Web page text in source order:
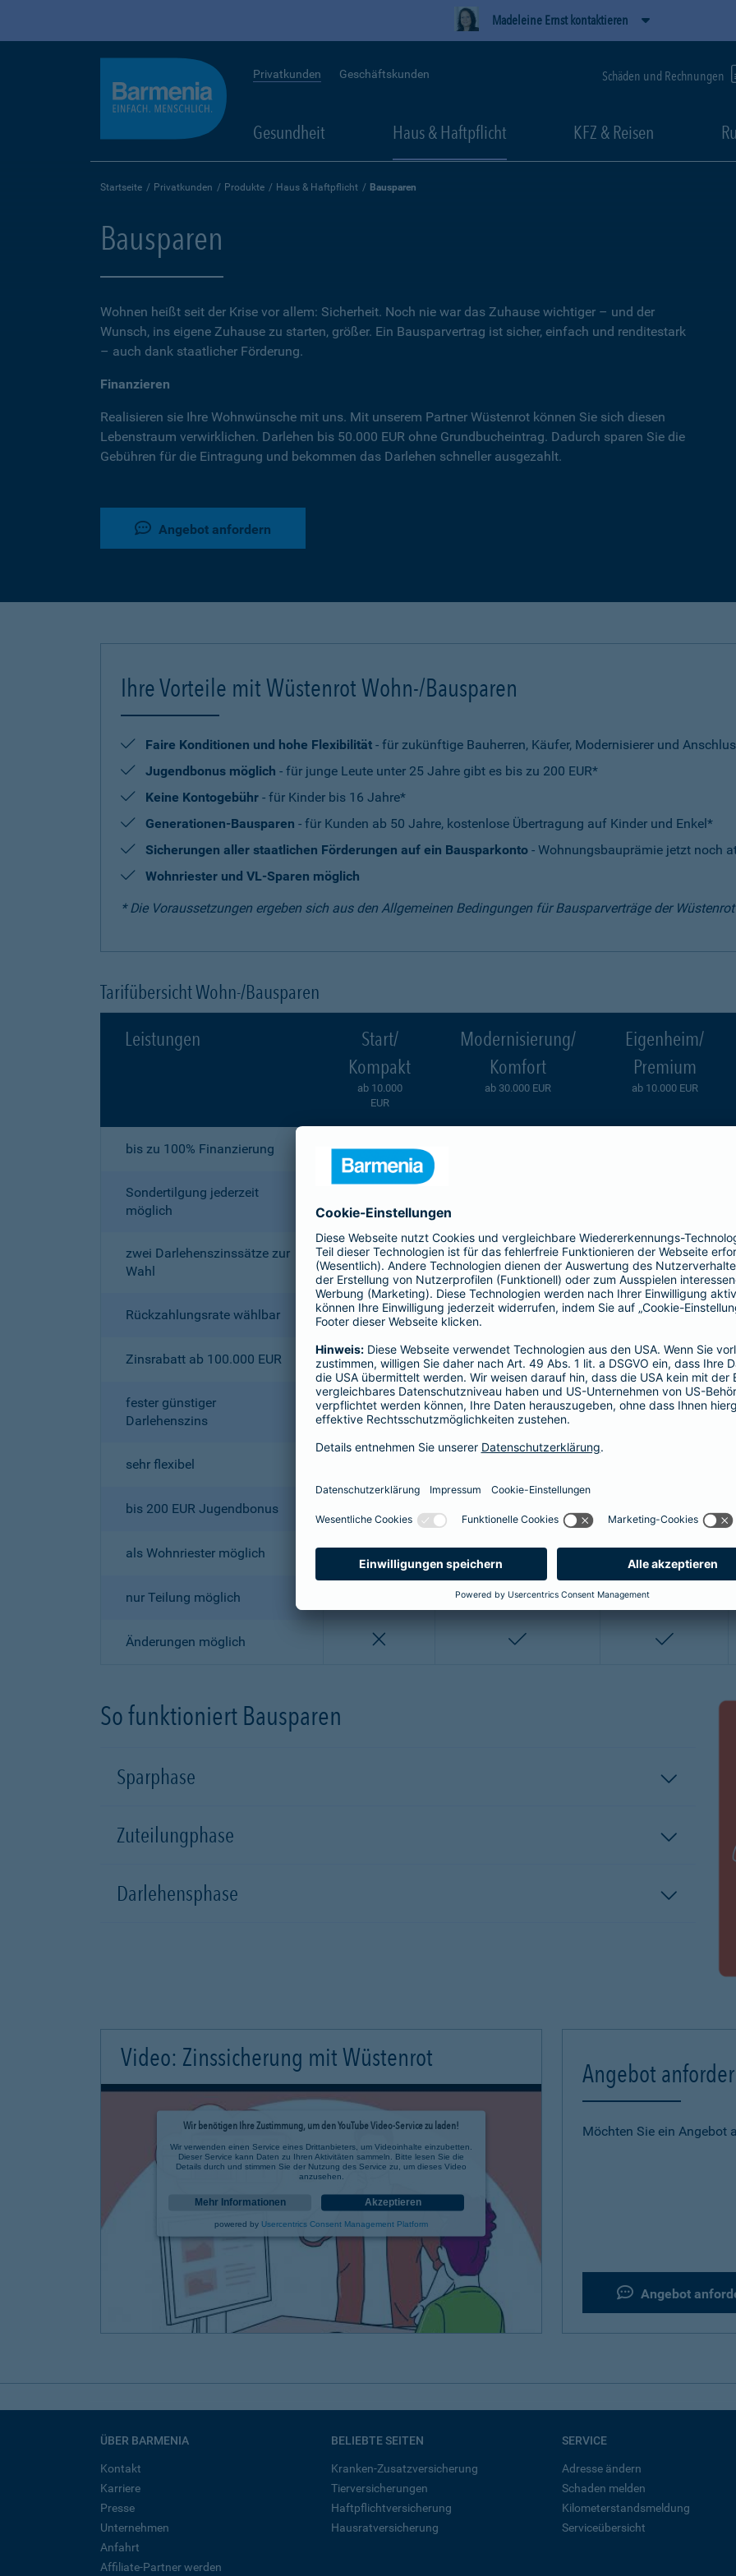
Madeleine Ernst kontaktieren
Privatkunden Geschäftskunden Schäden und Rechnungen
Gesundheit Haus & Haftpflicht KFZ & Reisen
Startseite Privatkunden Produkte Haus & Haftpflicht Bausparen
Bausparen
Wohnen heißt seit der Krise vor allem: Sicherheit. Noch nie war das Zuhause wichtiger – und der
Wunsch, ins eigene Zuhause zu starten, größer. Ein Bausparvertrag ist sicher, einfach und renditestark
– auch dank staatlicher Förderung.
Finanzieren
Realisieren sie Ihre Wohnwünsche mit uns. Mit unserem Partner Wüstenrot können Sie sich diesen
Lebenstraum verwirklichen. Darlehen bis 50.000 EUR ohne Grundbucheintrag. Dadurch sparen Sie die
Gebühren für die Eintragung und bekommen das Darlehen schneller ausgezahlt.
Angebot anfordern
Ihre Vorteile mit Wüstenrot Wohn-/Bausparen
Faire Konditionen und hohe Flexibilität - für zukünftige Bauherren, Käufer, Modernisierer und
Jugendbonus möglich - für junge Leute unter 25 Jahre gibt es bis zu 200 EUR*
Keine Kontogebühr - für Kinder bis 16 Jahre*
Generationen-Bausparen - für Kunden ab 50 Jahre, kostenlose Übertragung auf Kinder und Enkel*
Sicherungen aller staatlichen Förderungen auf ein Bausparkonto - Wohnungsbauprämie jetzt noch
Wohnriester und VL-Sparen möglich
* Die Voraussetzungen ergeben sich aus den Allgemeinen Bedingungen für Bausparverträge der
Tarifübersicht Wohn-/Bausparen
Leistungen
Start/
Kompakt
ab 10.000
EUR
Modernisierung/
Komfort
ab 30.000 EUR
Eigenheim/
Premium
ab 10.000 EUR
bis zu 100% Finanzierung enthalten
Sondertilgung jederzeit
möglich
zwei Darlehenszinssätze zur
Wahl
nicht enthalten enthalten enthalten
Rückzahlungsrate wählbar nicht enthalten nicht enthalten enthalten
Zinsrabatt ab 100.000 EUR nicht enthalten nicht enthalten enthalten
fester günstiger
Darlehenszins
enthalten enthalten enthalten
sehr flexibel
bis 200 EUR Jugendbonus
als Wohnriester möglich nicht enthalten nicht enthalten enthalten
nur Teilung möglich nicht enthalten
Änderungen möglich enthalten enthalten
So funktioniert Bausparen
Sparphase
Zuteilungphase
Darlehensphase
Video: Zinssicherung mit Wüstenrot
Wir benötigen Ihre Zustimmung, um den YouTube Video-Service zu laden!
Wir verwenden einen Service eines Drittanbieters, um Videoinhalte einzubetten.
Dieser Service kann Daten zu Ihren Aktivitäten sammeln. Bitte lesen Sie die
Details durch und stimmen Sie der Nutzung des Service zu, um dieses Video
anzusehen.
Mehr Informationen Akzeptieren
powered by Usercentrics Consent Management Platform
Angebot
Möchten Sie ein Angebot
Angebot
ÜBER BARMENIA
Kontakt
Karriere
Presse
Unternehmen
Anfahrt
Affiliate-Partner werden
BELIEBTE SEITEN
Kranken-Zusatzversicherung
Tierversicherungen
Haftpflichtversicherung
Hausratversicherung
SERVICE
Adresse ändern
Schaden melden
Kilometerstandsmeldung
Serviceübersicht